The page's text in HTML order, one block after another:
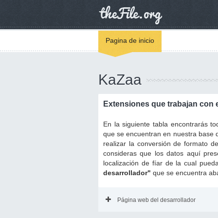
Pagina de inicio
KaZaa
Extensiones que trabajan con
En la siguiente tabla encontrarás
que se encuentran en nuestra base
realizar la conversión de formato
consideras que los datos aquí
localización de fíar de la cual
desarrollador" que se encuentra
Página web del desarrollador